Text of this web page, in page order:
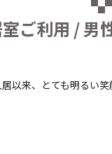
ご利用 / 男
居以来、とても明るい